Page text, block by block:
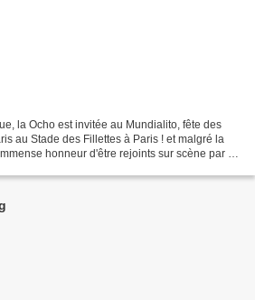
la Ocho est invitée au Mundialito, fête des
au Stade des Fillettes à Paris ! et malgré la
honneur d'être rejoints sur scène par El